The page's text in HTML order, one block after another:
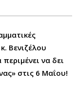
Βενιζέλου
να δει
στις 6 Μαΐου!